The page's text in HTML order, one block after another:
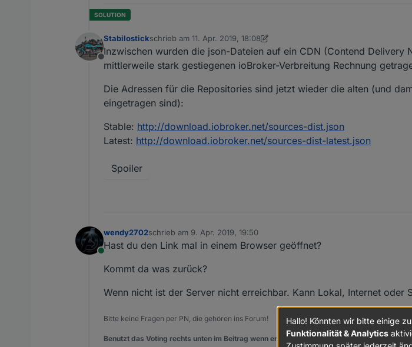
Offline
Stabilostickschrieb am 11. Apr. 2019, 18:08
zuletzt editiert von Stabilostick4. Nov. 2019, 21:46
Inzwischen wurden die json-Dateien auf ein CDN (Contend
mittlerweile stark gestiegenen ioBroker-Verbreitung Rechnung
Die Adressen für die Repositories sind jetzt wieder die alten (und
eingetragen sind):
Stable: http://download.iobroker.net/sources-dist.json
Latest: http://download.iobroker.net/sources-dist-latest.json
Spoiler
Online
wendy2702schrieb am 9. Apr. 2019, 19:50
zuletzt editiert von
Hast du den Link mal in einem Browser geöffnet?
Kommt da was zurück?
Wenn nicht ist der Server nicht erreichbar. Kann Lokal, Internet oder
Bitte keine Fragen per PN, die gehören ins Forum!
Benutzt das Voting rechts unten im Beitrag wenn er euch geholfen hat.
Hallo! Könnten wir bitte einige
Funktionalität & Analytics